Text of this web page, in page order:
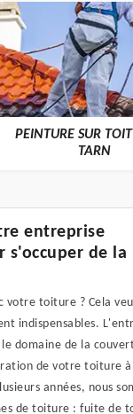
PEINTURE SUR
TARN
entreprise
s'occuper de
votre toiture ? Cela
indispensables.
domaine de la
de votre toiture à
années, nous
de toiture : fuite de